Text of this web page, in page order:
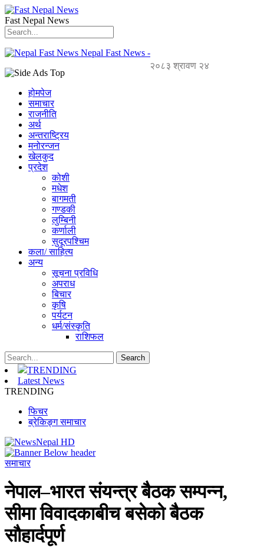
Fast Nepal News
Nepal Fast News -
२०८३ श्रावण २४
होमपेज
समाचार
राजनीति
अर्थ
अन्तराष्ट्रिय
मनोरन्जन
खेलकुद
प्रदेश
कोशी
मधेश
बागमती
गण्डकी
लुम्बिनी
कर्णाली
सुदूरपश्चिम
कला/ साहित्य
अन्य
सूचना प्रविधि
अपराध
बिचार
कृषि
पर्यटन
धर्म/संस्कृति
राशिफल
TRENDING
Latest News
TRENDING
फिचर
ब्रेकिङ्ग समाचार
समाचार
नेपाल–भारत संयन्त्र बैठक सम्पन्न,
सीमा विवादकाबीच बसेको बैठक
सौहार्दपूर्ण